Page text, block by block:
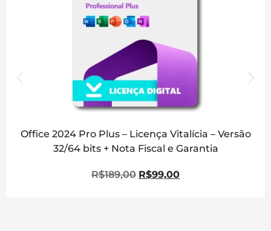
Office 2024 Pro Plus – Licença Vitalícia – Versão
32/64 bits + Nota Fiscal e Garantia
R$189,00 R$99,00